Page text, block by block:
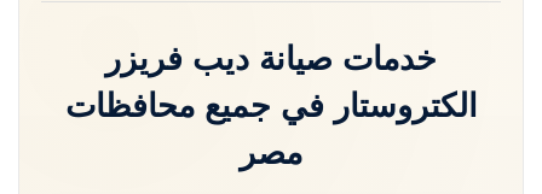
خدمات صيانة ديب فريزر
الكتروستار في جميع محافظات
مصر